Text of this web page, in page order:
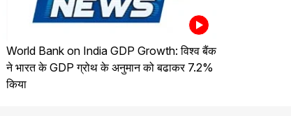
World Bank on India GDP Growth: विश्व बैंक
ने भारत के GDP ग्रोथ के अनुमान को बढाकर 7.2%
किया